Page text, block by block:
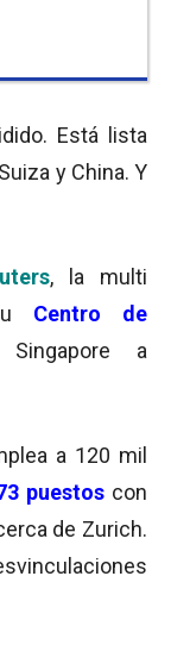
Está lista
y China. Y
, la multi
Centro de
a
a 120 mil
puestos con
de Zurich.